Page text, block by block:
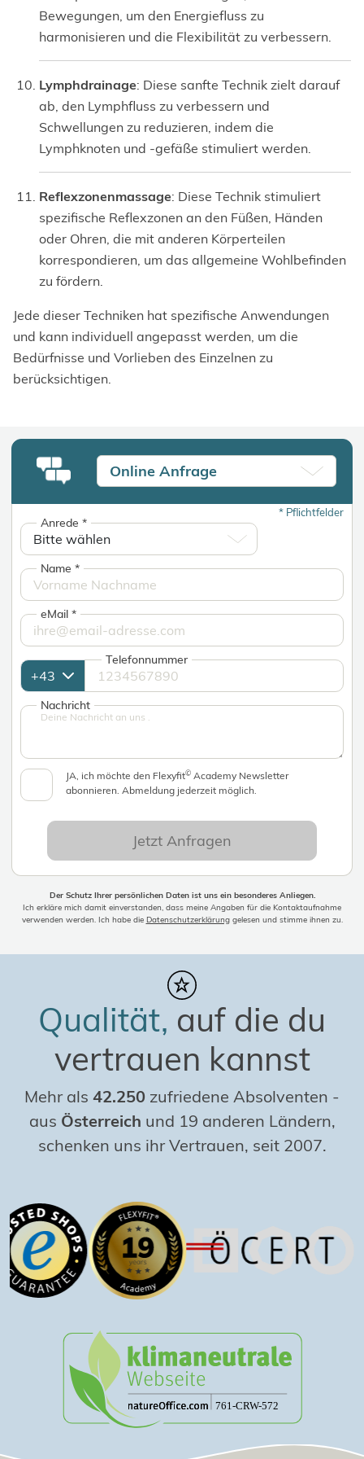
Bewegungen, um den Energiefluss zu
harmonisieren und die Flexibilität zu verbessern.
Lymphdrainage: Diese sanfte Technik zielt darauf
ab, den Lymphfluss zu verbessern und
Schwellungen zu reduzieren, indem die
Lymphknoten und -gefäße stimuliert werden.
Reflexzonenmassage: Diese Technik stimuliert
spezifische Reflexzonen an den Füßen, Händen
oder Ohren, die mit anderen Körperteilen
korrespondieren, um das allgemeine Wohlbefinden
zu fördern.
Jede dieser Techniken hat spezifische Anwendungen
und kann individuell angepasst werden, um die
Bedürfnisse und Vorlieben des Einzelnen zu
berücksichtigen.
Online Anfrage
*Pflichtfelder
Anrede*
Name*
eMail*
Telefonnummer
Nachricht
JA, ich möchte den Flexyfit© Academy Newsletter
abonnieren. Abmeldung jederzeit möglich.
Jetzt Anfragen
Der Schutz Ihrer persönlichen Daten ist uns ein besonderes Anliegen.
Ich erkläre mich damit einverstanden, dass meine Angaben für die Kontaktaufnahme
verwenden werden. Ich habe die Datenschutzerklärunggelesen und stimme ihnen zu.
Qualität, auf die du
vertrauen kannst
Mehr als 42.250 zufriedene Absolventen -
aus Österreich und 19 anderen Ländern,
schenken uns ihr Vertrauen, seit 2007.